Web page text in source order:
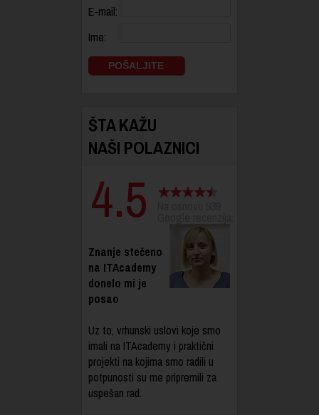
E-mail:
Ime:
ŠTA KAŽU
NAŠI POLAZNICI
4.5
Znanje stečeno
na ITAcademy
donelo mi je
posao
Uz to, vrhunski uslovi koje smo
imali na ITAcademy i praktični
projekti na kojima smo radili u
potpunosti su me pripremili za
uspešan rad.